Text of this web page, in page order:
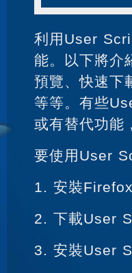
利用User
能。以下將介
預覽、快速下
等等。有些
或有替代功能
要使用User
1. 安裝Firefox
2. 下載User
3. 安裝User